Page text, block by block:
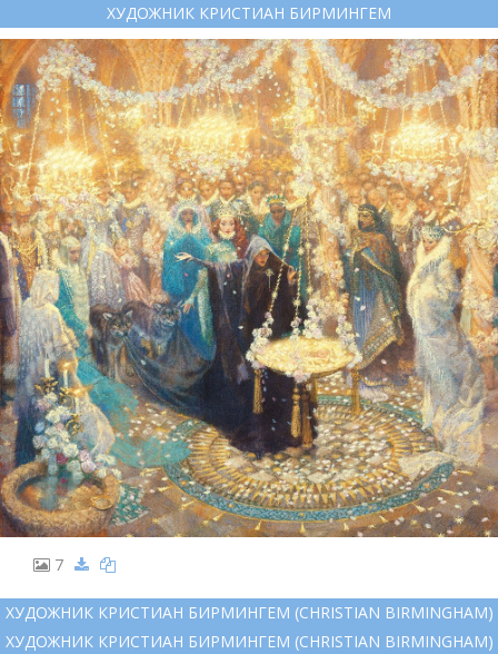
ХУДОЖНИК КРИСТИАН БИРМИНГЕМ
7
ХУДОЖНИК КРИСТИАН БИРМИНГЕМ (CHRISTIAN BIRMINGHAM)
ХУДОЖНИК КРИСТИАН БИРМИНГЕМ (CHRISTIAN BIRMINGHAM)